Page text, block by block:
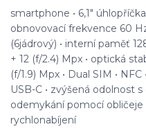
smartphone • 6,1" úhlopříčka
obnovovací frekvence 60
(6jádrový) • interní paměť
+ 12 (f/2.4) Mpx • optická
(f/1.9) Mpx • Dual SIM • NFC
USB-C • zvýšená odolnost s
odemykání pomocí obličeje
rychlonabíjení